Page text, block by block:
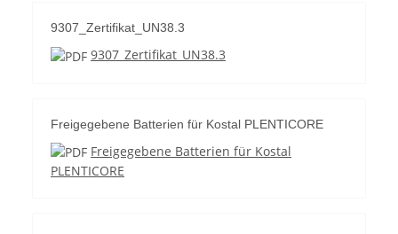
9307_Zertifikat_UN38.3
9307_Zertifikat_UN38.3
Freigegebene Batterien für Kostal PLENTICORE
Freigegebene Batterien für Kostal
PLENTICORE